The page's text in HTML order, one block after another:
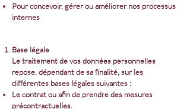
Pour concevoir, gérer ou améliorer nos processus
internes
Base légale
Le traitement de vos données personnelles
repose, dépendant de sa finalité, sur les
différentes bases légales suivantes :
Le contrat ou afin de prendre des mesures
précontractuelles.